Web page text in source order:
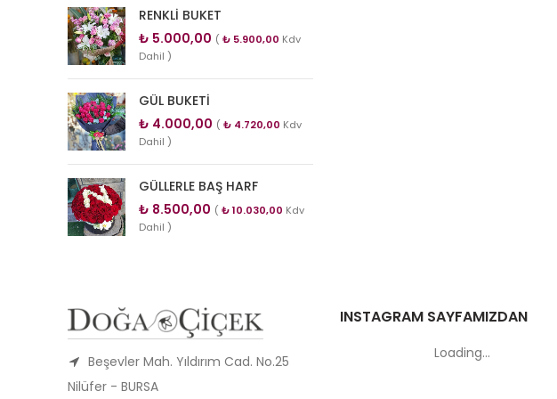
RENKLİ BUKET
₺ 5.000,00 ( ₺ 5.900,00 Kdv
Dahil )
GÜL BUKETİ
₺ 4.000,00 ( ₺ 4.720,00 Kdv
Dahil )
GÜLLERLE BAŞ HARF
₺ 8.500,00 ( ₺10.030,00 Kdv
Dahil )
Beşevler Mah. Yıldırım Cad. No.25
Nilüfer - BURSA
INSTAGRAM SAYFAMIZDAN
Loading...